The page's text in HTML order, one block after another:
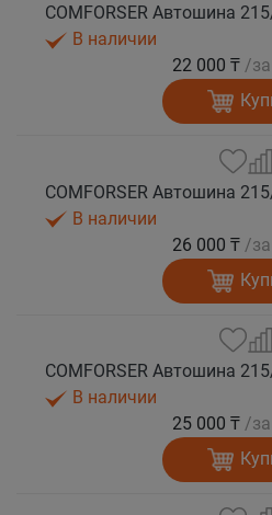
В наличии
22 000 ₸ /
В наличии
26 000 ₸ /
В наличии
25 000 ₸ /